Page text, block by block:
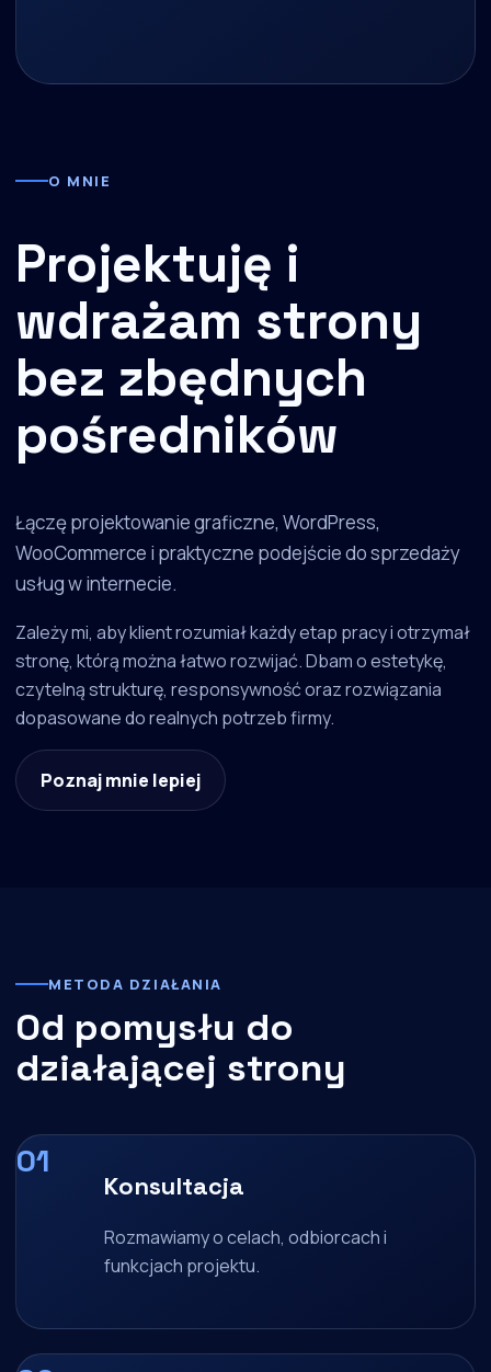
O MNIE
Projektuję i
wdrażam strony
bez zbędnych
pośredników
Łączę projektowanie graficzne, WordPress,
WooCommerce i praktyczne podejście do sprzedaży
usług w internecie.
Zależy mi, aby klient rozumiał każdy etap pracy i otrzymał
stronę, którą można łatwo rozwijać. Dbam o estetykę,
czytelną strukturę, responsywność oraz rozwiązania
dopasowane do realnych potrzeb firmy.
Poznaj mnie lepiej
METODA DZIAŁANIA
Od pomysłu do
działającej strony
Konsultacja
Rozmawiamy o celach, odbiorcach i
funkcjach projektu.